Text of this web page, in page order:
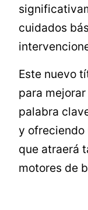
cuidados
Este nuevo
para
palabra
y
que atraerá
motores de